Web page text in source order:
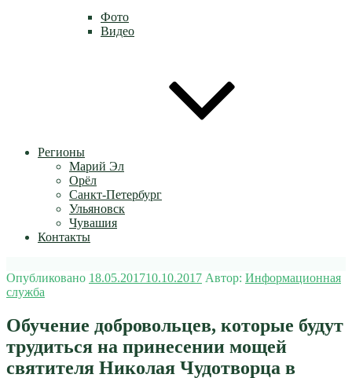
Фото
Видео
Регионы
Марий Эл
Орёл
Санкт-Петербург
Ульяновск
Чувашия
Контакты
Опубликовано 18.05.201710.10.2017 Автор: Информационная
служба
Обучение добровольцев, которые будут
трудиться на принесении мощей
святителя Николая Чудотворца в